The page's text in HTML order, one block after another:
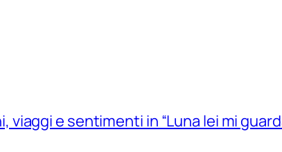
e sentimenti in “Luna lei mi